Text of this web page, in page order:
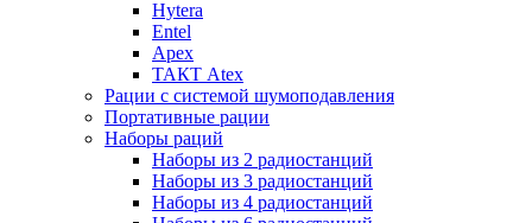
Hytera
Entel
Apex
ТАКТ Atex
Рации с системой шумоподавления
Портативные рации
Наборы раций
Наборы из 2 радиостанций
Наборы из 3 радиостанций
Наборы из 4 радиостанций